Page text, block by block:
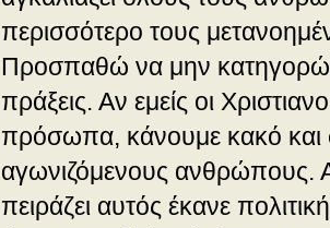
περισσότερο τους
Προσπαθώ να μην
πράξεις. Αν εμείς οι
πρόσωπα, κάνουμε κακό και
αγωνιζόμενους ανθρώπους.
πειράζει αυτός έκανε